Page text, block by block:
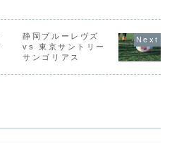
静岡ブルーレヴズ
vs 東京サントリー
サンゴリアス